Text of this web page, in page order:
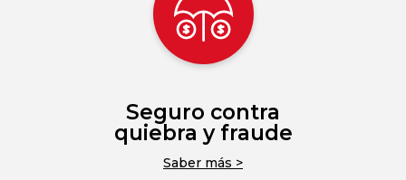
Seguro contra
quiebra y fraude
Saber más >